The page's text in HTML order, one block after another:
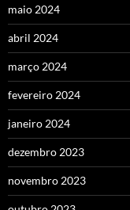
maio 2024
abril 2024
março 2024
fevereiro 2024
janeiro 2024
dezembro 2023
novembro 2023